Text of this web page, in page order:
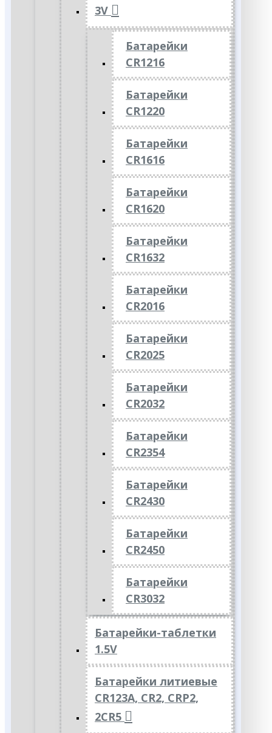
3V
Батарейки
CR1216
Батарейки
CR1220
Батарейки
CR1616
Батарейки
CR1620
Батарейки
CR1632
Батарейки
CR2016
Батарейки
CR2025
Батарейки
CR2032
Батарейки
CR2354
Батарейки
CR2430
Батарейки
CR2450
Батарейки
CR3032
Батарейки-таблетки
1.5V
Батарейки литиевые
CR123A, CR2, CRP2,
2CR5